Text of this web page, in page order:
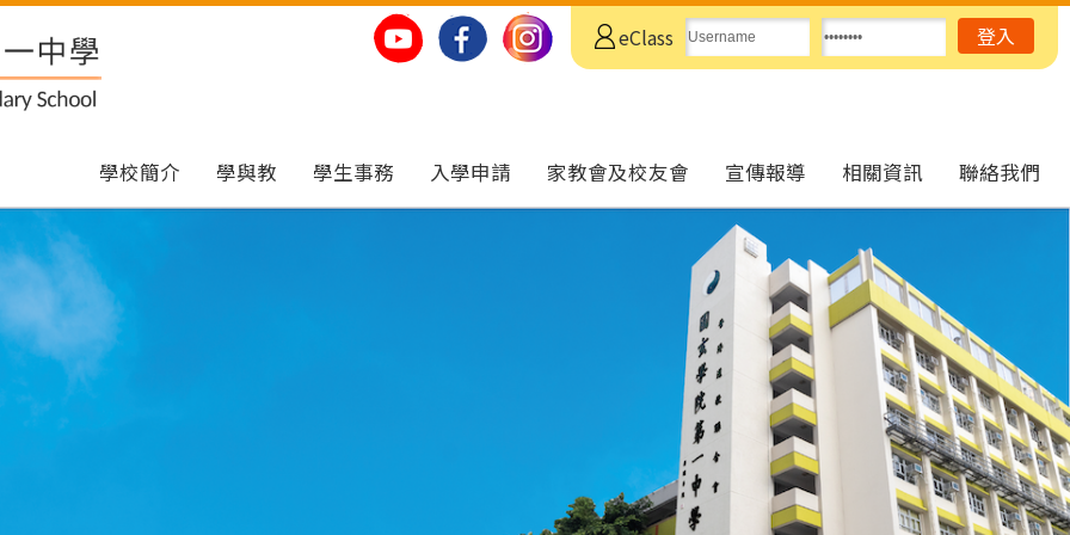
eClass
學校簡介 學與教 學生事務 入學申請 家教會及校友會 宣傳報導 相關資訊 聯絡我們